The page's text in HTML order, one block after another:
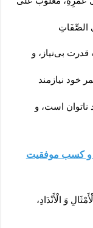
الصِّفَاتِ
قدرت بی‌نیاز، و
خود نیازمند
است، و
و کسب موفقیت
وَ الْأَنْدَادِ،